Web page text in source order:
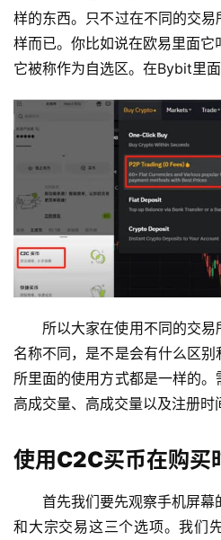
样的东西。只不过在不同的交
样而已。你比如说在欧易里面
它被称作为自选区。在Bybit里
所以大家在使用不同的交
名称不同，是不是会有什么区
所里面的使用方式都是一样的
高成交量、高成交量以及注册时
使用C2C买币在购买
首先我们要先观察手机屏
和大宗交易这三个选项。我们